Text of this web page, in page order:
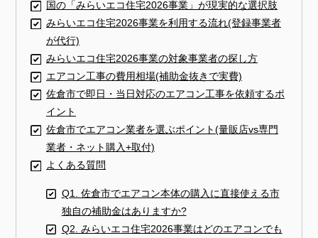
国の「みらいエコ住宅2026事業」が現実的な選択肢
みらいエコ住宅2026事業を利用する流れ(登録事業者
が代行)
みらいエコ住宅2026事業の対象事業者の探し方
エアコン工事の費用相場(補助金抜きで実費)
佐倉市で即日・当日対応のエアコン工事を依頼するポ
イント
佐倉市でエアコン業者を選ぶポイント(量販店vs専門
業者・ネット購入+取付)
よくある質問
Q1. 佐倉市でエアコン本体の購入に直接使える市
独自の補助金はありますか?
Q2. みらいエコ住宅2026事業はどのエアコンでも